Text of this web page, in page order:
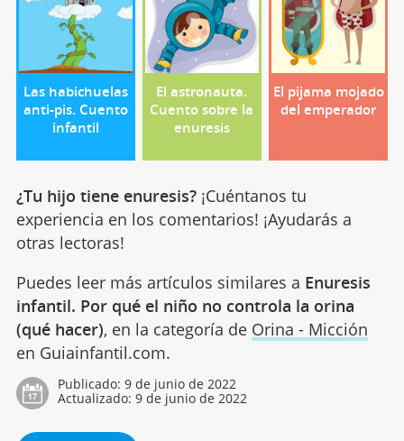
Las habichuelas
anti-pis. Cuento
infantil
El astronauta.
Cuento sobre la
enuresis
El pijama mojado
del emperador
¿Tu hijo tiene enuresis?¡Cuéntanos tu
experiencia en los comentarios! ¡Ayudarás a
otras lectoras!
Puedes leer más artículos similares a Enuresis
infantil. Por qué el niño no controla la orina
(qué hacer), en la categoría de Orina - Micción
en Guiainfantil.com.
Publicado: 9 de junio de 2022
Actualizado: 9 de junio de 2022